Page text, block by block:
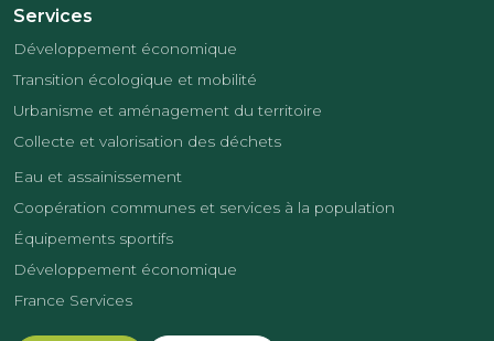
Services
Développement économique
Transition écologique et mobilité
Urbanisme et aménagement du territoire
Collecte et valorisation des déchets
Eau et assainissement
Coopération communes et services à la population
Équipements sportifs
Développement économique
France Services